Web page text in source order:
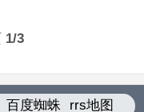
1/3
百度蜘蛛 rrs地图